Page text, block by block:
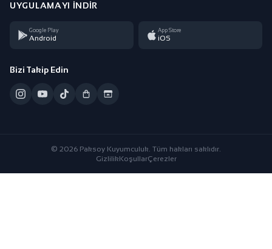
UYGULAMAYI İNDIR
Google Play
Android
App Store
iOS
Bizi Takip Edin
© 2026 Paksoy Kuyumculuk. Tüm hakları saklıdır.
GizlilikKoşullarÇerezler